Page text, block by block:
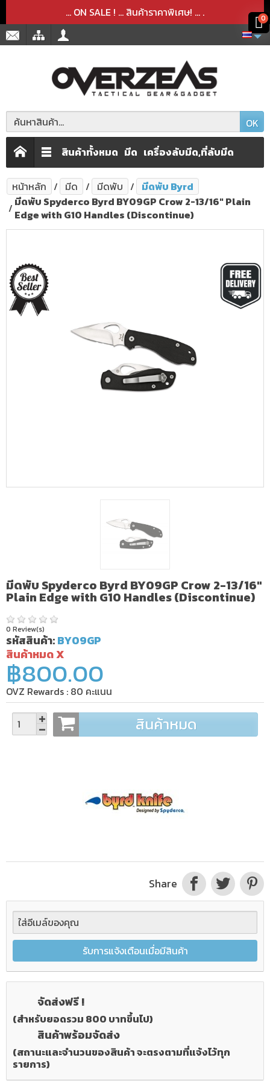
... ON SALE ! ... สินค้าราคาพิเศษ! ... .
OK
สินค้าทั้งหมด มีด เครื่องลับมีด,ที่ลับมีด
หน้าหลัก มีด มีดพับ
มีดพับ Byrd
มีดพับ Spyderco Byrd BY09GP Crow 2-13/16" Plain
Edge with G10 Handles (Discontinue)
มีดพับ Spyderco Byrd BY09GP Crow 2-13/16"
Plain Edge with G10 Handles (Discontinue)
0 Review(s)
รหัสสินค้า:BY09GP
สินค้าหมด X
฿800.00
OVZ Rewards : 80 คะแนน
สินค้าหมด
Share
รับการแจ้งเตือนเมื่อมีสินค้า
จัดส่งฟรี !
(สำหรับยอดรวม 800 บาทขึ้นไป)
สินค้าพร้อมจัดส่ง
(สถานะและจำนวนของสินค้า จะตรงตามที่แจ้งไว้ทุก
รายการ)
สินค้าได้เพิ่มลงในตะกร้าเรียบร้อยแล้ว
สินค้าได้ถูกลบออกจากตะกร้าเรียบร้อยแล้ว
0